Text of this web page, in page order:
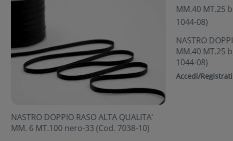
NASTRO DOPPIO RASO ALTA QUALITA’
MM. 6 MT.100 nero-33 (Cod. 7038-10)
NASTRO
MM.40 MT.25
1044-08)
Accedi/